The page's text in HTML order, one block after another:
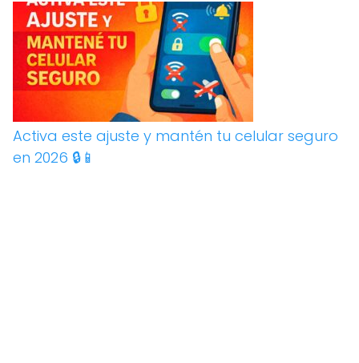
Activa este ajuste y mantén tu celular seguro
en 2026 🔒📱